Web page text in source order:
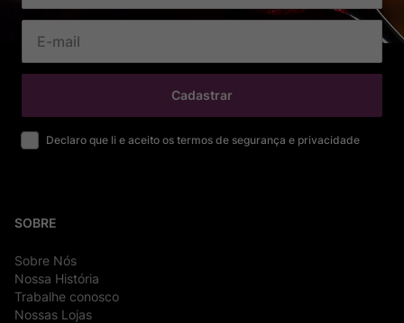
Cadastrar
Declaro que li e aceito os termos de segurança e privacidade
SOBRE
Sobre Nós
Nossa História
Trabalhe conosco
Nossas Lojas